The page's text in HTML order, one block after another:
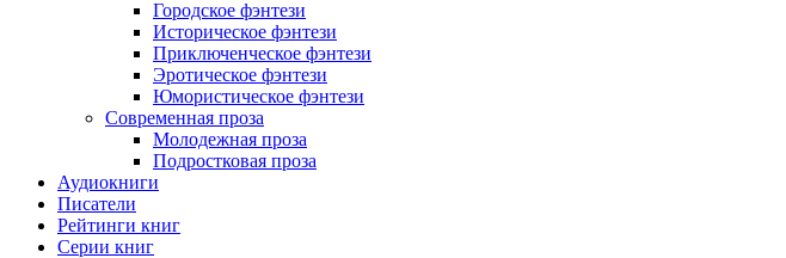
Городское фэнтези
Историческое фэнтези
Приключенческое фэнтези
Эротическое фэнтези
Юмористическое фэнтези
Современная проза
Молодежная проза
Подростковая проза
Аудиокниги
Писатели
Рейтинги книг
Серии книг